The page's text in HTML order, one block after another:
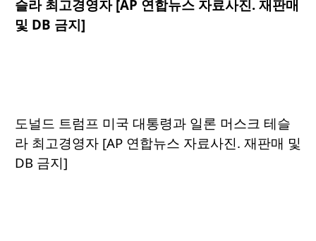
도널드 트럼프 미국 대통령과 일론 머스크 테슬
라 최고경영자 [AP 연합뉴스 자료사진. 재판매 및
DB 금지]